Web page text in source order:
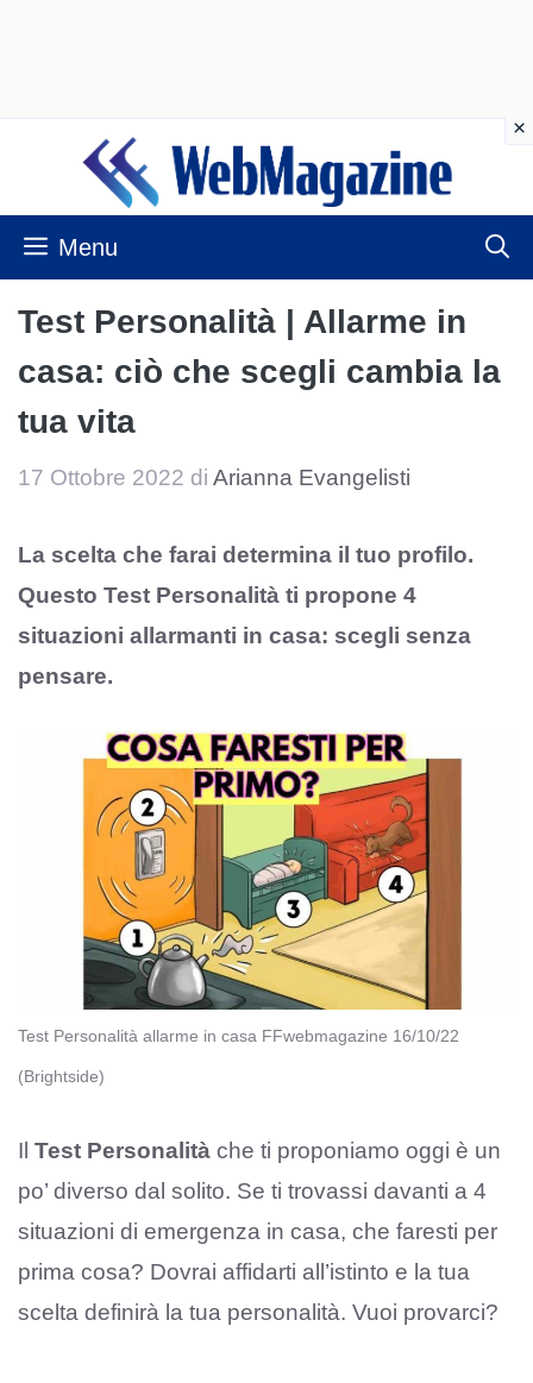
contenuto
Menu
Test Personalità | Allarme in
casa: ciò che scegli cambia la
tua vita
17 Ottobre 2022 di Arianna Evangelisti
La scelta che farai determina il tuo profilo.
Questo Test Personalità ti propone 4
situazioni allarmanti in casa: scegli senza
pensare.
Test Personalità allarme in casa FFwebmagazine 16/10/22
(Brightside)
Il Test Personalità che ti proponiamo oggi è un
po’ diverso dal solito. Se ti trovassi davanti a 4
situazioni di emergenza in casa, che faresti per
prima cosa? Dovrai affidarti all’istinto e la tua
scelta definirà la tua personalità. Vuoi provarci?